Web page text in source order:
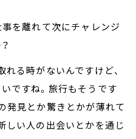
事を離れて次にチャレンジ
れる時がないんですけど、
ですね。旅行もそうです
発見とか驚きとかが薄れて
しい人の出会いとかを通じ